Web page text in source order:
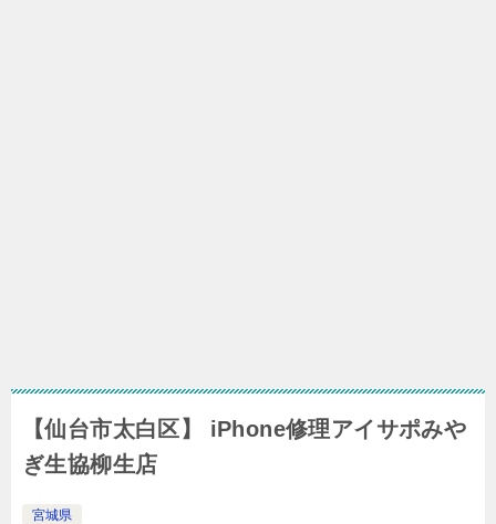
【仙台市太白区】 iPhone修理アイサポみや
ぎ生協柳生店
宮城県